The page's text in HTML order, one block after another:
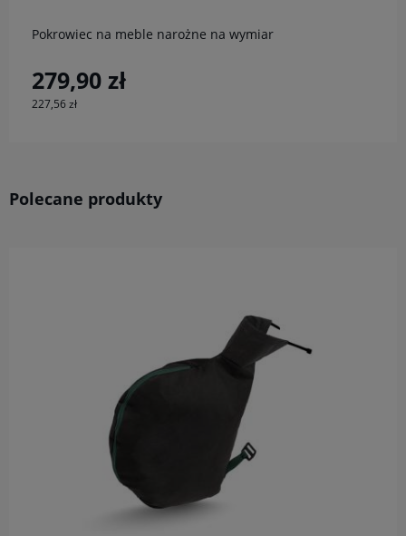
Pokrowiec na ławkę ławę ogrodową na wymiar
59,90 zł
48,70 zł
Polecane produkty
do koszyka